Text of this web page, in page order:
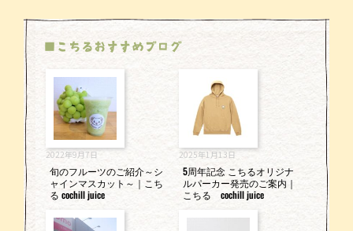
■こちるおすすめブログ
2022年9月7日
旬のフルーツのご紹介～シ
ャインマスカット～｜こち
る cochill juice
2025年1月13日
5周年記念 こちるオリジナ
ルパーカー発売のご案内｜
こちる cochill juice